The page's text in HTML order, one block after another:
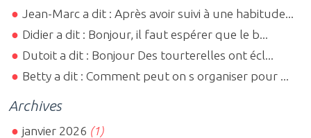
Jean-Marc a dit : Après avoir suivi à une habitude...
Didier a dit : Bonjour, il faut espérer que le b...
Dutoit a dit : Bonjour Des tourterelles ont écl...
Betty a dit : Comment peut on s organiser pour ...
Archives
janvier 2026 (1)